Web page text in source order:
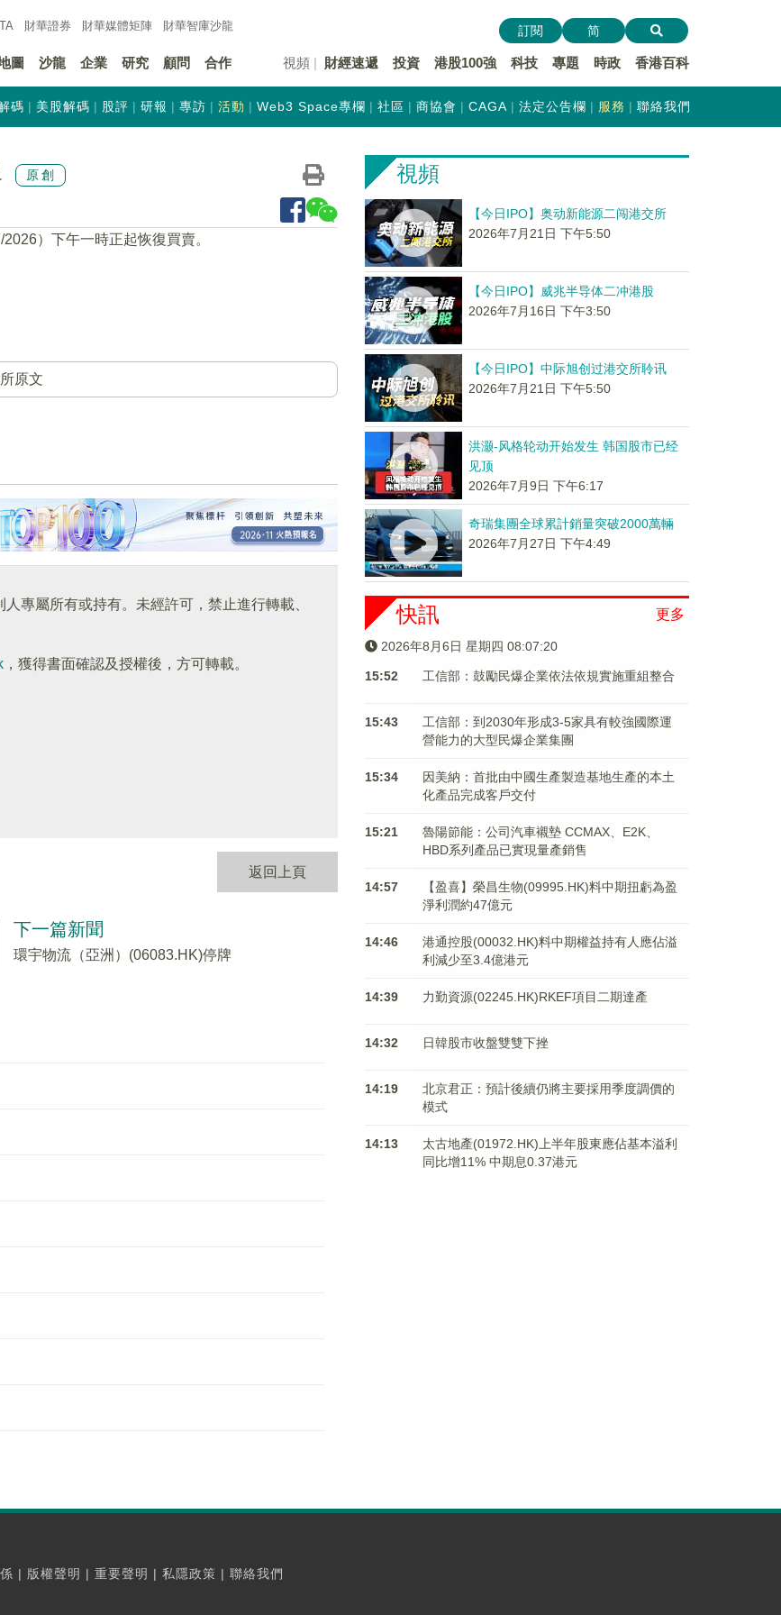
財華證券 財華媒體矩陣 財華智庫沙龍
圖 沙龍 企業 研究 顧問 合作 視頻 財經速遞 投資 港股100強 科技 專題 時政 香港百科
訂閱 简
碼 美股解碼 股評 研報 專訪 活動 Web3 Space專欄 社區 商協會 CAGA 法定公告欄 服務 聯絡我們
原創
）下午一時正起恢復買賣。
原文
專屬所有或持有。未經許可，禁止進行轉載、
，獲得書面確認及授權後，方可轉載。
返回上頁
下一篇新聞
環宇物流（亞洲）(06083.HK)停牌
視頻
【今日IPO】奥动新能源二闯港交所
2026年7月21日 下午5:50
【今日IPO】威兆半导体二冲港股
2026年7月16日 下午3:50
【今日IPO】中际旭创过港交所聆讯
2026年7月21日 下午5:50
洪灏-风格轮动开始发生 韩国股市已经
见顶
2026年7月9日 下午6:17
奇瑞集團全球累計銷量突破2000萬輛
2026年7月27日 下午4:49
更多
快訊
2026年8月6日 星期四 08:07:20
15:52 工信部：鼓勵民爆企業依法依規實施重組整合
15:43
工信部：到2030年形成3-5家具有較強國際運
營能力的大型民爆企業集團
15:34
因美納：首批由中國生產製造基地生產的本土
化產品完成客戶交付
15:21
魯陽節能：公司汽車襯墊 CCMAX、E2K、
HBD系列產品已實現量產銷售
14:57
【盈喜】榮昌生物(09995.HK)料中期扭虧為盈
淨利潤約47億元
14:46
港通控股(00032.HK)料中期權益持有人應佔溢
利減少至3.4億港元
14:39 力勤資源(02245.HK)RKEF項目二期達產
14:32 日韓股市收盤雙雙下挫
14:19
北京君正：預計後續仍將主要採用季度調價的
模式
14:13
太古地產(01972.HK)上半年股東應佔基本溢利
同比增11% 中期息0.37港元
| 版權聲明 | 重要聲明 | 私隱政策 | 聯絡我們